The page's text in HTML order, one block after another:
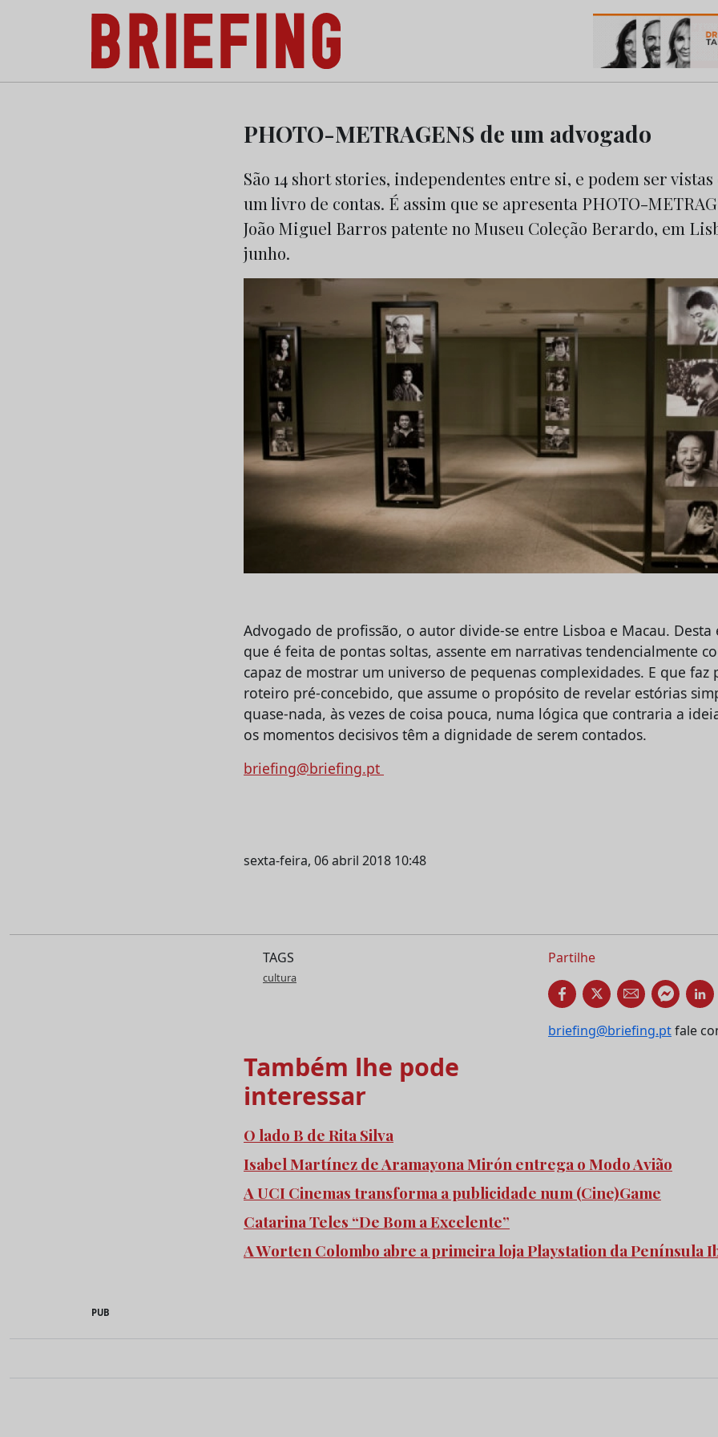
Briefing: Todas as notícias sobre os negócios do Marketing e da Publicidade
PHOTO-METRAGENS de um advogado
São 14 short stories, independentes entre si, e podem ser
um livro de contas. É assim que se apresenta PHOTO-
João Miguel Barros patente no Museu Coleção Berardo, em
junho.
Advogado de profissão, o autor divide-se entre Lisboa e Macau. Desta
que é feita de pontas soltas, assente em narrativas tendencialmente
capaz de mostrar um universo de pequenas complexidades. E que faz
roteiro pré-concebido, que assume o propósito de revelar estórias
quase-nada, às vezes de coisa pouca, numa lógica que contraria a
os momentos decisivos têm a dignidade de serem contados.
briefing@briefing.pt
sexta-feira, 06 abril 2018 10:48
TAGS
cultura
Partilhe
briefing@briefing.ptfale
Também lhe pode
interessar
O lado B de Rita Silva
Isabel Martínez de Aramayona Mirón entrega o Modo Avião
A UCI Cinemas transforma a publicidade num (Cine)Game
Catarina Teles “De Bom a Excelente”
A Worten Colombo abre a primeira loja Playstation da Península
PUB